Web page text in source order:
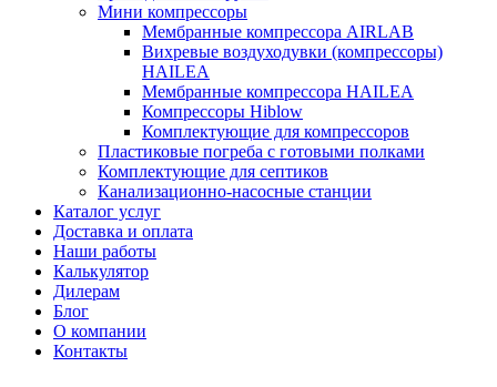
Мини компрессоры
Мембранные компрессора AIRLAB
Вихревые воздуходувки (компрессоры)
HAILEA
Мембранные компрессора HAILEA
Компрессоры Hiblow
Комплектующие для компрессоров
Пластиковые погреба с готовыми полками
Комплектующие для септиков
Канализационно-насосные станции
Каталог услуг
Доставка и оплата
Наши работы
Калькулятор
Дилерам
Блог
О компании
Контакты